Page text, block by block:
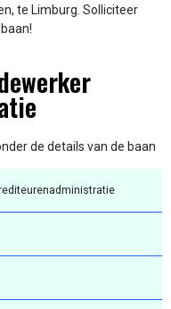
te Limburg. Solliciteer
de details van de baan